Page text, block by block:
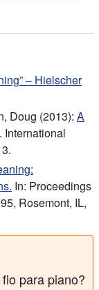
– Hielscher
Doug (2013): A
. International
In: Proceedings
Rosemont, IL,
para piano?